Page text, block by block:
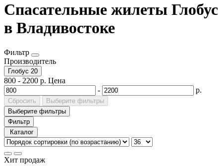
Спасательные жилеты Глобус
в Владивостоке
Фильтр
Производитель
Глобус 20
800 - 2200 р. Цена
-
р.
Сбросить
Выберите фильтры
Выберите фильтры
Фильтр
Каталог
Хит продаж